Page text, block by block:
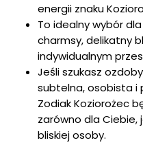
energii znaku
To idealny wybór
charmsy, delikatny
indywidualnym
Jeśli szukasz
subtelna, osobista i
Zodiak Koziorożec
zarówno dla Ciebie,
bliskiej osoby.